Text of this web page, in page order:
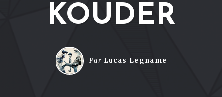
KOUDER
Par Lucas Legname